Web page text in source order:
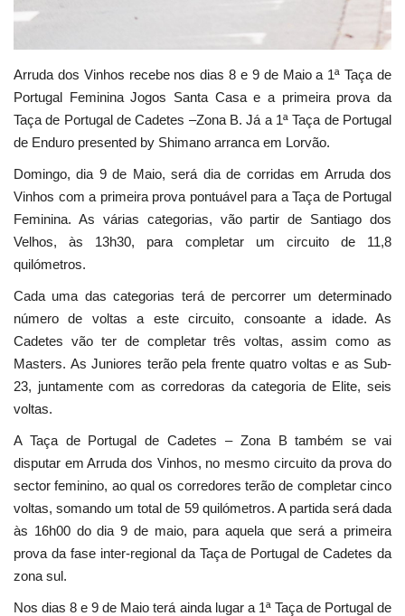
Arruda dos Vinhos recebe nos dias 8 e 9 de Maio a 1ª Taça de
Portugal Feminina Jogos Santa Casa e a primeira prova da
Taça de Portugal de Cadetes –Zona B. Já a 1ª Taça de Portugal
de Enduro presented by Shimano arranca em Lorvão.
Domingo, dia 9 de Maio, será dia de corridas em Arruda dos
Vinhos com a primeira prova pontuável para a Taça de Portugal
Feminina. As várias categorias, vão partir de Santiago dos
Velhos, às 13h30, para completar um circuito de 11,8
quilómetros.
Cada uma das categorias terá de percorrer um determinado
número de voltas a este circuito, consoante a idade. As
Cadetes vão ter de completar três voltas, assim como as
Masters. As Juniores terão pela frente quatro voltas e as Sub-
23, juntamente com as corredoras da categoria de Elite, seis
voltas.
A Taça de Portugal de Cadetes – Zona B também se vai
disputar em Arruda dos Vinhos, no mesmo circuito da prova do
sector feminino, ao qual os corredores terão de completar cinco
voltas, somando um total de 59 quilómetros. A partida será dada
às 16h00 do dia 9 de maio, para aquela que será a primeira
prova da fase inter-regional da Taça de Portugal de Cadetes da
zona sul.
Nos dias 8 e 9 de Maio terá ainda lugar a 1ª Taça de Portugal de